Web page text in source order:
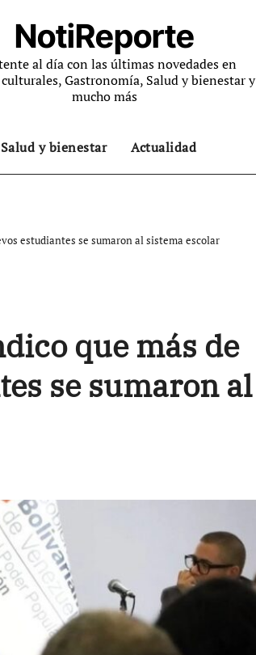
NotiReporte
al día con las últimas novedades en
Gastronomía, Salud y bienestar y
mucho más
Salud y bienestar Actualidad
estudiantes se sumaron al sistema escolar
que más de
se sumaron al